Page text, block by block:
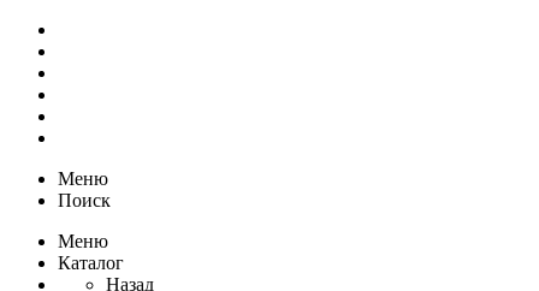
Меню
Поиск
Меню
Каталог
Назад